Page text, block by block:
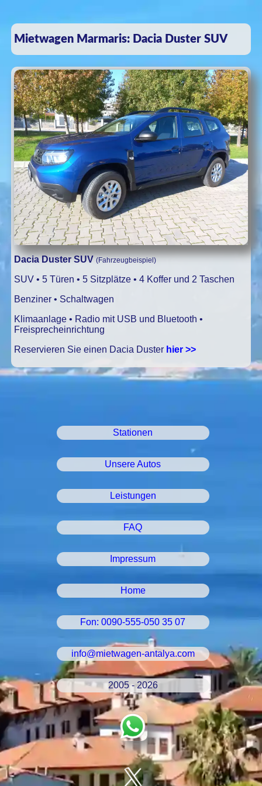
Mietwagen Marmaris: Dacia Duster SUV
Dacia Duster SUV (Fahrzeugbeispiel)
SUV • 5 Türen • 5 Sitzplätze • 4 Koffer und 2 Taschen
Benziner • Schaltwagen
Klimaanlage • Radio mit USB und Bluetooth •
Freisprecheinrichtung
Reservieren Sie einen Dacia Duster hier >>
Stationen
Unsere Autos
Leistungen
FAQ
Impressum
Home
Fon: 0090-555-050 35 07
info@mietwagen-antalya.com
2005 - 2026